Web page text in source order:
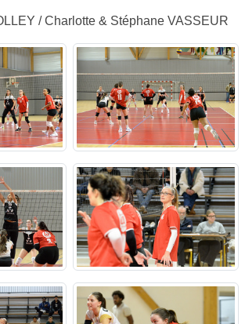
/ Charlotte & Stéphane VASSEUR